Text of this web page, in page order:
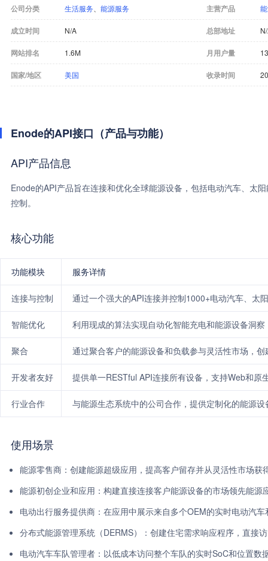
公司分类 生活服务 能源服务 主营产品
成立时间 N/A 总部地址
网站排名 1.6M 月用户量
国家/地区 美国 收录时间
Enode的API接口（产品与功能）
API产品信息
Enode的API产品旨在连接和优化全球能源设备，包括电动汽车、太
控制。
核心功能
功能模块 服务详情
连接与控制 通过一个强大的API连接并控制1000+电动汽车、太
智能优化 利用现成的算法实现自动化智能充电和能源设备洞
聚合 通过聚合客户的能源设备和负载参与灵活性市场，
开发者友好 提供单一RESTful API连接所有设备，支持Web和原
行业合作 与能源生态系统中的公司合作，提供定制化的能源
使用场景
能源零售商：创建能源超级应用，提高客户留存并从灵活性市场获
能源初创企业和应用：构建直接连接客户能源设备的市场领先能源
电动出行服务提供商：在应用中展示来自多个OEM的实时电动汽
分布式能源管理系统（DERMS）：创建住宅需求响应程序，直接
电动汽车车队管理者：以低成本访问整个车队的实时SoC和位置数